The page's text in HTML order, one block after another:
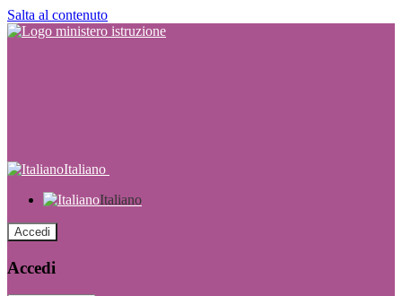
Salta al contenuto
Italiano
Italiano
Accedi
Accedi